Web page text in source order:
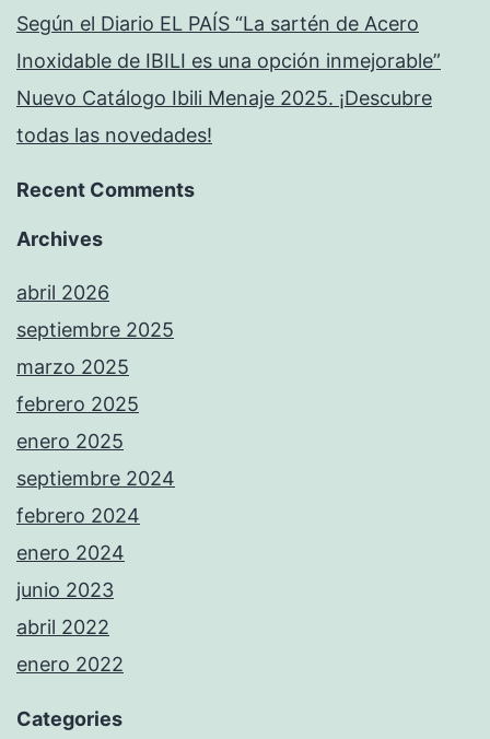
Según el Diario EL PAÍS “La sartén de Acero
Inoxidable de IBILI es una opción inmejorable”
Nuevo Catálogo Ibili Menaje 2025. ¡Descubre
todas las novedades!
Recent Comments
Archives
abril 2026
septiembre 2025
marzo 2025
febrero 2025
enero 2025
septiembre 2024
febrero 2024
enero 2024
junio 2023
abril 2022
enero 2022
Categories